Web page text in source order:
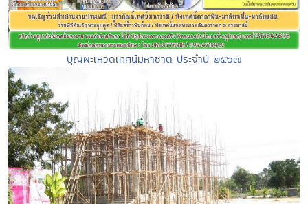
บุญผะเหวดเทศน์มหาชาติ ประจำปี ๒๕๖๗